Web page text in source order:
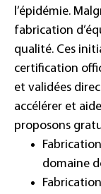
l’épidémie.
fabrication
qualité. Ces
certification
et validées
accélérer et
proposons
domaine